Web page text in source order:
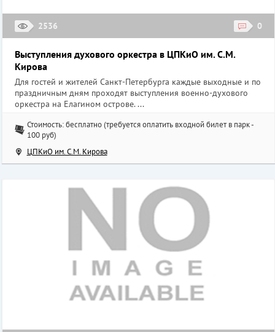
2536 0
Выступления духового оркестра в ЦПКиО им. С.М.
Кирова
Для гостей и жителей Санкт-Петербурга каждые выходные и по
праздничным дням проходят выступления военно-духового
оркестра на Елагином острове. ...
Стоимость: бесплатно (требуется оплатить входной билет в парк -
100 руб)
ЦПКиО им. С.М. Кирова